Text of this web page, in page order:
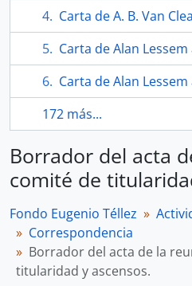
Carta de A. B. Van
Carta de Alan
Carta de Alan Lessem
172 más...
Borrador del acta
comité de
Fondo Eugenio Téllez
Correspondencia
Borrador del acta de la
titularidad y ascensos.